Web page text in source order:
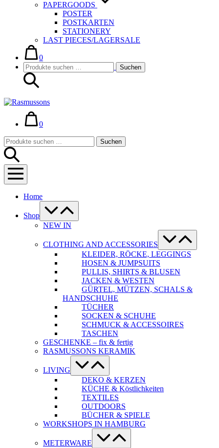
PAPERGOODS
POSTER
POSTKARTEN
STATIONERY
LAST PIECES/LAGERSALE
Warenkorb
0im
Warenkorb
Suche-
Schalter
Suchen
nach:
Suchen
Warenkorb
0im
Suche-
Schalter
Suchen
nach:
Suchen
Menü-
Schalter
Home
Shop
Menü-
Schalter
NEW IN
CLOTHING AND ACCESSORIES
Menü-
Schalter
KLEIDER, RÖCKE, LEGGINGS
HOSEN & JUMPSUITS
PULLIS, SHIRTS & BLUSEN
JACKEN & WESTEN
GÜRTEL, MÜTZEN, SCHALS &
HANDSCHUHE
TÜCHER
SOCKEN & SCHUHE
SCHMUCK & ACCESSOIRES
TASCHEN
GESCHENKE – fix & fertig
RASMUSSONS KERAMIK
LIVING
Menü-
Schalter
DEKO & KERZEN
KÜCHE & Köstlichkeiten
TEXTILES
OUTDOORS
BÜCHER & SPIELE
WORKSHOPS IN HAMBURG
METERWARE
Menü-
Schalter